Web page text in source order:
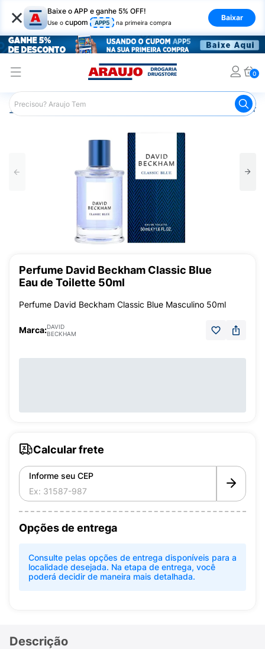
× Baixe o APP e ganhe 5% OFF!
Use o cupom APP5 na primeira compra
Baixar
0
Araujo Beleza e Cuidados
Perfume David Beckham Classic Blue
Eau de Toilette 50ml
Perfume David Beckham Classic Blue Masculino 50ml
Marca:DAVID
BECKHAM
Calcular frete
Informe seu CEP
Opções de entrega
Consulte pelas opções de entrega disponíveis para a
localidade desejada. Na etapa de entrega, você
poderá decidir de maneira mais detalhada.
Descrição